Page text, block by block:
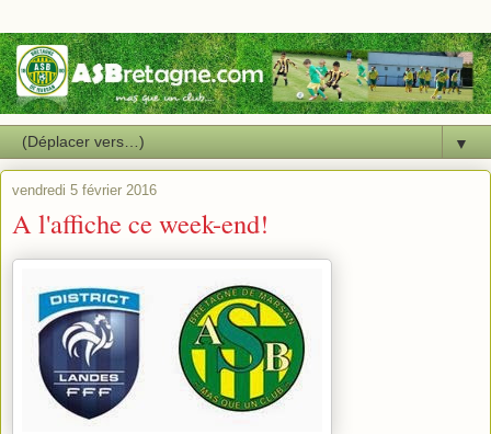
▼
vendredi 5 février 2016
A l'affiche ce week-end!